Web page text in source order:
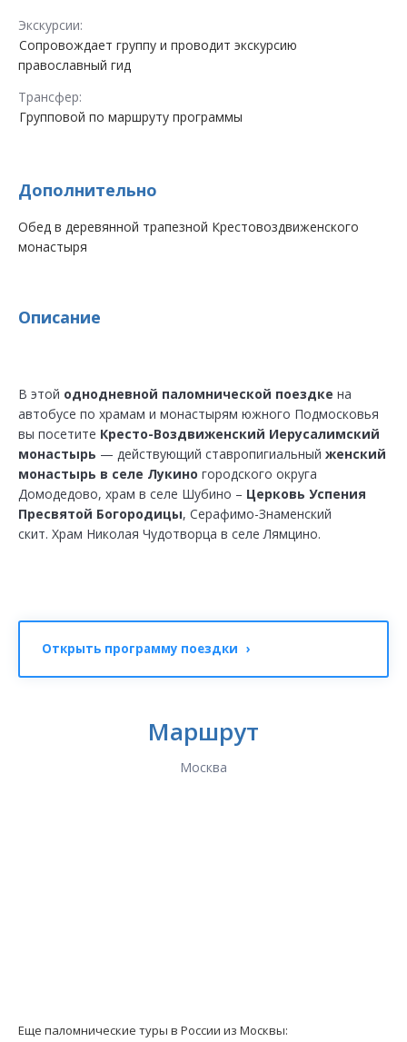
Экскурсии:
Сопровождает группу и проводит экскурсию
православный гид
Трансфер:
Групповой по маршруту программы
Дополнительно
Обед в деревянной трапезной Крестовоздвиженского
монастыря
Описание
В этой однодневной паломнической поездке на
автобусе по храмам и монастырям южного Подмосковья
вы посетите Кресто-Воздвиженский Иерусалимский
монастырь — действующий ставропигиальный женский
монастырь в селе Лукино городского округа
Домодедово, храм в селе Шубино – Церковь Успения
Пресвятой Богородицы, Серафимо-Знаменский
скит. Храм Николая Чудотворца в селе Лямцино.
Открыть программу поездки ›
Маршрут
Москва
Еще паломнические туры в России из Москвы: